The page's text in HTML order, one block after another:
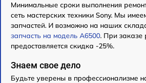
Минимальные сроки выполнения
сеть мастерских техники Sony. Мы
запчастей. И возможно на наших
запчасть на модель A6500. При заказе
предоставляется скидка -25%.
Знаем свое дело
Будьте уверены в профессионализме